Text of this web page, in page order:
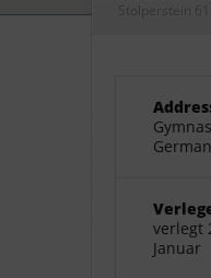
Stolperstein 61
verlegt
Januar